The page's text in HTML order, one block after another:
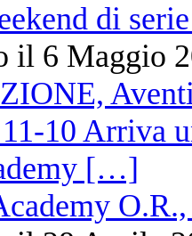
di
il 6 Maggio